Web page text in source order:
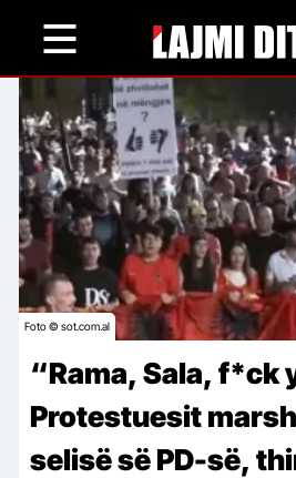
content
Foto © sot.com.al
“Rama, Sala, f*ck
Protestuesit
selisë së PD-së,